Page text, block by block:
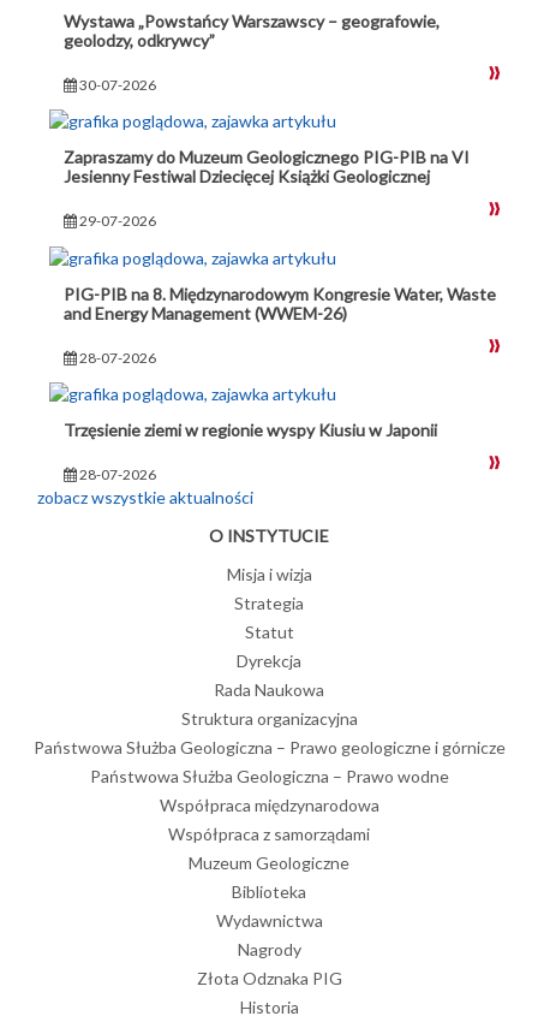
Wystawa „Powstańcy Warszawscy – geografowie,
geolodzy, odkrywcy”
30-07-2026
Zapraszamy do Muzeum Geologicznego PIG-PIB na VI
Jesienny Festiwal Dziecięcej Książki Geologicznej
29-07-2026
PIG-PIB na 8. Międzynarodowym Kongresie Water, Waste
and Energy Management (WWEM-26)
28-07-2026
Trzęsienie ziemi w regionie wyspy Kiusiu w Japonii
28-07-2026
zobacz wszystkie aktualności
O INSTYTUCIE
Misja i wizja
Strategia
Statut
Dyrekcja
Rada Naukowa
Struktura organizacyjna
Państwowa Służba Geologiczna – Prawo geologiczne i górnicze
Państwowa Służba Geologiczna – Prawo wodne
Współpraca międzynarodowa
Współpraca z samorządami
Muzeum Geologiczne
Biblioteka
Wydawnictwa
Nagrody
Złota Odznaka PIG
Historia